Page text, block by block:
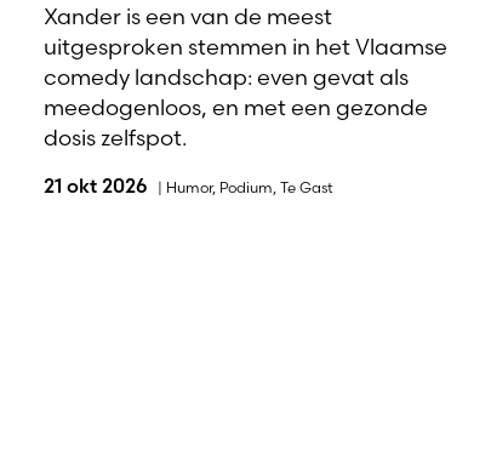
Xander is een van de meest
uitgesproken stemmen in het Vlaamse
comedy landschap: even gevat als
meedogenloos, en met een gezonde
dosis zelfspot.
21 okt 2026 | Humor, Podium ,Te Gast